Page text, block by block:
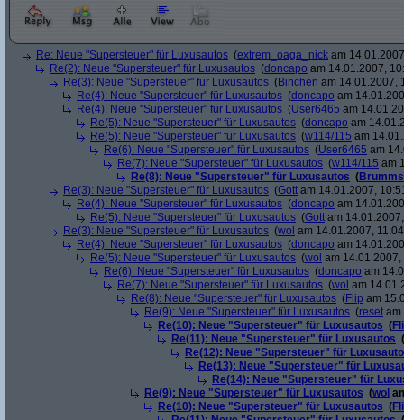
Re: Neue "Supersteuer" für Luxusautos (extrem_oaga_nick am
Re(2): Neue "Supersteuer" für Luxusautos (doncapo am 14.01.2007,
Re(3): Neue "Supersteuer" für Luxusautos (Binchen am 14.01.2007,
Re(4): Neue "Supersteuer" für Luxusautos (doncapo am
Re(4): Neue "Supersteuer" für Luxusautos (User6465 am
Re(5): Neue "Supersteuer" für Luxusautos (doncapo am
Re(5): Neue "Supersteuer" für Luxusautos (w114/115 am
Re(6): Neue "Supersteuer" für Luxusautos (User6465 am
Re(7): Neue "Supersteuer" für Luxusautos (w114/115 am
Re(8): Neue "Supersteuer" für Luxusautos (
Re(3): Neue "Supersteuer" für Luxusautos (Gott am 14.01.2007,
Re(4): Neue "Supersteuer" für Luxusautos (doncapo am
Re(5): Neue "Supersteuer" für Luxusautos (Gott am
Re(3): Neue "Supersteuer" für Luxusautos (wol am 14.01.2007,
Re(4): Neue "Supersteuer" für Luxusautos (doncapo am
Re(5): Neue "Supersteuer" für Luxusautos (wol am 14.01.2007,
Re(6): Neue "Supersteuer" für Luxusautos (doncapo am
Re(7): Neue "Supersteuer" für Luxusautos (wol am
Re(8): Neue "Supersteuer" für Luxusautos (Flip am
Re(9): Neue "Supersteuer" für Luxusautos (reset am
Re(10): Neue "Supersteuer" für Luxusautos (
Re(11): Neue "Supersteuer" für Luxusautos (
Re(12): Neue "Supersteuer" für
Re(13): Neue "Supersteuer" für
Re(14): Neue "Supersteuer" für
Re(9): Neue "Supersteuer" für Luxusautos (wol
Re(10): Neue "Supersteuer" für Luxusautos (